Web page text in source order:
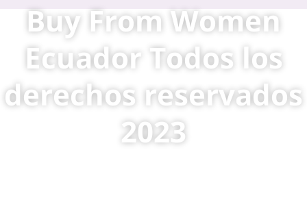
Buy From Women
Ecuador Todos los
derechos reservados
2023